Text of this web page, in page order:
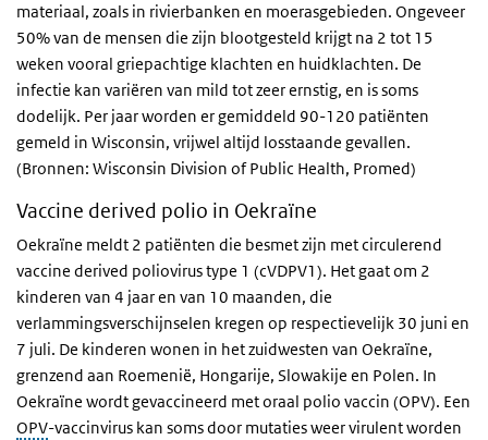
materiaal, zoals in rivierbanken en moerasgebieden. Ongeveer
50% van de mensen die zijn blootgesteld krijgt na 2 tot 15
weken vooral griepachtige klachten en huidklachten. De
infectie kan variëren van mild tot zeer ernstig, en is soms
dodelijk. Per jaar worden er gemiddeld 90-120 patiënten
gemeld in Wisconsin, vrijwel altijd losstaande gevallen.
(Bronnen: Wisconsin Division of Public Health, Promed)
Vaccine derived polio in Oekraïne
Oekraïne meldt 2 patiënten die besmet zijn met circulerend
vaccine derived poliovirus type 1 (cVDPV1). Het gaat om 2
kinderen van 4 jaar en van 10 maanden, die
verlammingsverschijnselen kregen op respectievelijk 30 juni en
7 juli. De kinderen wonen in het zuidwesten van Oekraïne,
grenzend aan Roemenië, Hongarije, Slowakije en Polen. In
Oekraïne wordt gevaccineerd met oraal polio vaccin (OPV). Een
OPV-vaccinvirus kan soms door mutaties weer virulent worden